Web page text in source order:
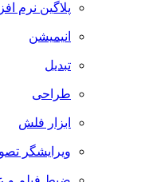
پلاگین نرم افزارها
انیمیشن
تبدیل
طراحی
ابزار فلش
ویرایشگر تصویر